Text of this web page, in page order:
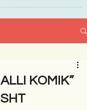
KOMIK”